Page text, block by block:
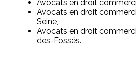
Avocats en droit
Avocats en droit
Seine,
Avocats en droit
des-Fossés.